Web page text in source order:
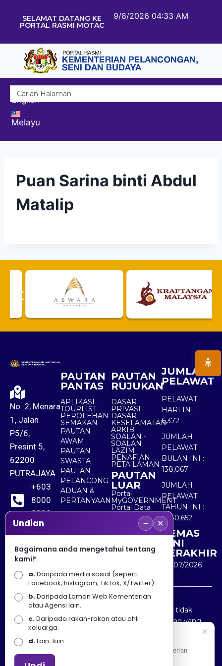
SELAMAT DATANG KE
PORTAL RASMI MOTAC
9/8/2026 04:33 AM
English
Melayu
Puan Sarina binti Abdul
Matalip
No. 2, Menara
1, Jalan
P5/6,
Presint 5,
62200
PUTRAJAYA
+603
8000
8000
+603
8891
7100
PAUTAN
PANTAS
APLIKASI
TOURLIST
PEROLEHAN
SEMAKAN
PAUTAN
AWAM
PAUTAN
SWASTA
PAUTAN
PELANCONG
ADUAN &
PERTANYAAN
PAUTAN
RUJUKAN
DASAR
PRIVASI
DASAR
KESELAMATAN
ARKIB
SOALAN -
SOALAN
LAZIM
PENAFIAN
PETA LAMAN
PAUTAN
LUAR
Portal
MyGOVERNMENT
Portal Data
Terbuka
Sektor Awam
JUMLAH
PELAWAT
PELAWAT
HARI INI :
6,372
JUMLAH
PELAWAT
BULAN INI :
138,067
JUMLAH
PELAWAT
TAHUN INI :
5,540,652
KEMAS
KINI
TERAKHIR
30/07/2026
Penafian : Kerajaan Malaysia dan Kementerian
Pelancongan Seni dan Budaya (MOTAC) adalah tidak
bertanggungjawab atas kehilangan atau kerugian yang
disebabkan oleh penggunaan mana-mana maklumat
yang diperolehi dari portal ini.
Undian − ×
Bagaimana anda mengetahui tentang
kami?
a.Daripada media sosial (seperti
Facebook, Instagram, TikTok, X/Twitter)
b.Daripada Laman Web Kementerian
atau Agensi lain.
c.Daripada rakan-rakan atau ahli
keluarga.
d.Lain-lain.
Apa Khabar! Selamat datang ke Portal Rasmi Kementerian
Pelancongan, Seni dan Budaya